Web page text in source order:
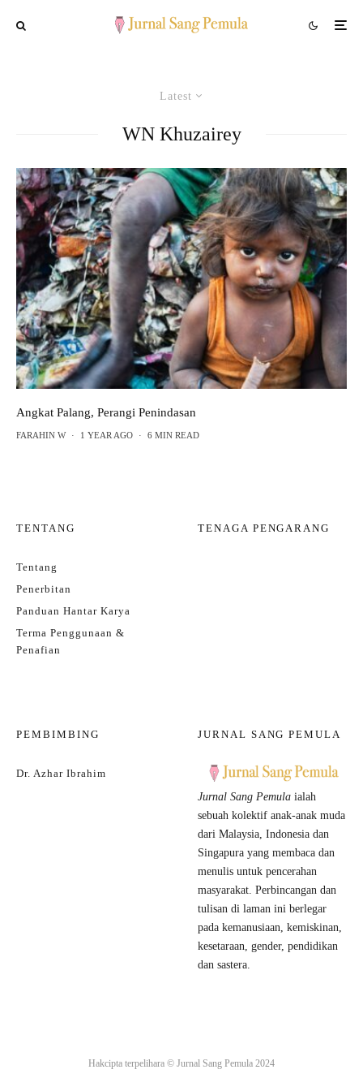
Latest
WN Khuzairey
Angkat Palang, Perangi Penindasan
FARAHIN W · 1 YEAR AGO · 6 MIN READ
TENTANG
Tentang
Penerbitan
Panduan Hantar Karya
Terma Penggunaan &
Penafian
TENAGA PENGARANG
PEMBIMBING
Dr. Azhar Ibrahim
JURNAL SANG PEMULA
Jurnal Sang Pemula ialah
sebuah kolektif anak-anak muda
dari Malaysia, Indonesia dan
Singapura yang membaca dan
menulis untuk pencerahan
masyarakat. Perbincangan dan
tulisan di laman ini berlegar
pada kemanusiaan, kemiskinan,
kesetaraan, gender, pendidikan
dan sastera.
Hakcipta terpelihara © Jurnal Sang Pemula 2024